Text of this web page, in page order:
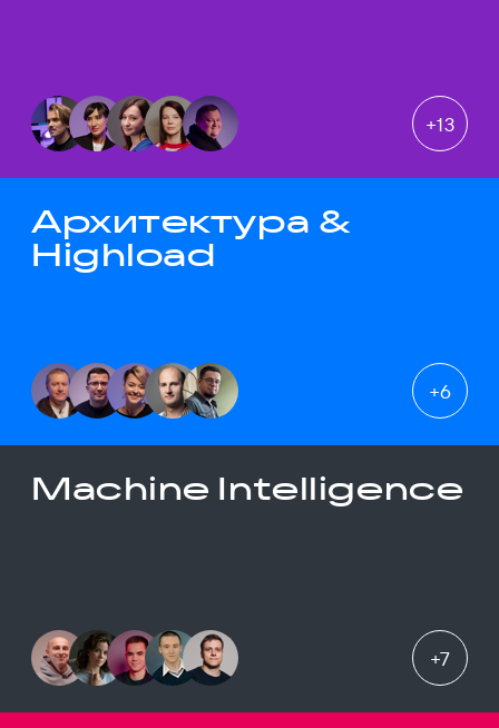
+13
Архитектура &
Highload
+6
Machine Intelligence
+7